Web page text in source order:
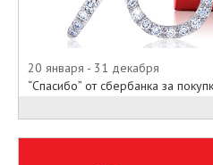
20 января - 31 декабря
“Спасибо” от сбербанка за